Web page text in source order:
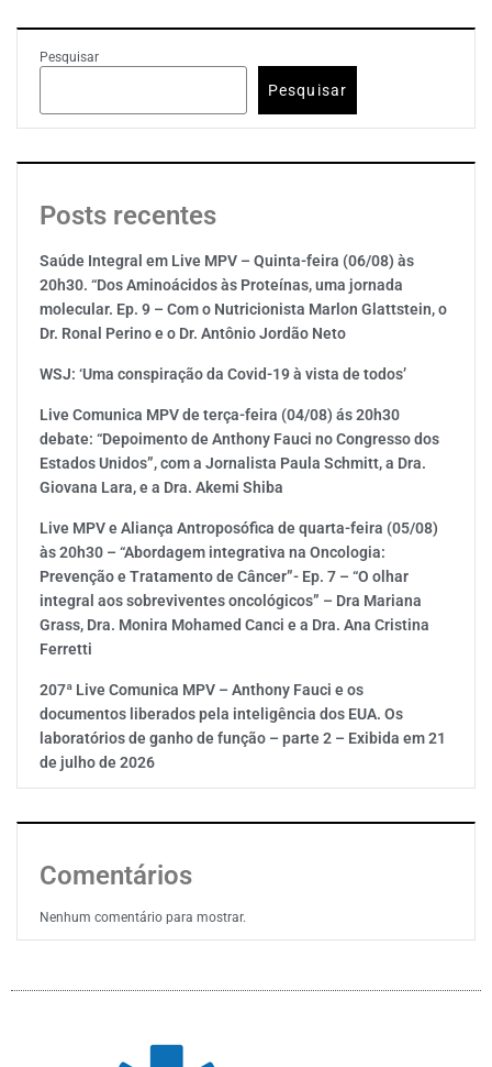
Pesquisar
Pesquisar
Posts recentes
Saúde Integral em Live MPV – Quinta-feira (06/08) às
20h30. “Dos Aminoácidos às Proteínas, uma jornada
molecular. Ep. 9 – Com o Nutricionista Marlon Glattstein, o
Dr. Ronal Perino e o Dr. Antônio Jordão Neto
WSJ: ‘Uma conspiração da Covid-19 à vista de todos’
Live Comunica MPV de terça-feira (04/08) ás 20h30
debate: “Depoimento de Anthony Fauci no Congresso dos
Estados Unidos”, com a Jornalista Paula Schmitt, a Dra.
Giovana Lara, e a Dra. Akemi Shiba
Live MPV e Aliança Antroposófica de quarta-feira (05/08)
às 20h30 – “Abordagem integrativa na Oncologia:
Prevenção e Tratamento de Câncer”- Ep. 7 – “O olhar
integral aos sobreviventes oncológicos” – Dra Mariana
Grass, Dra. Monira Mohamed Canci e a Dra. Ana Cristina
Ferretti
207ª Live Comunica MPV – Anthony Fauci e os
documentos liberados pela inteligência dos EUA. Os
laboratórios de ganho de função – parte 2 – Exibida em 21
de julho de 2026
Comentários
Nenhum comentário para mostrar.